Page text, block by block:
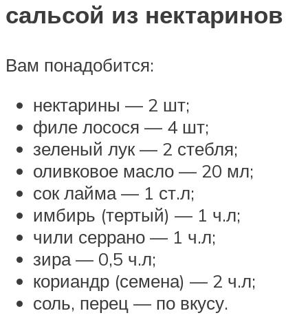
сальсой из нектаринов
Вам понадобится:
нектарины — 2 шт;
филе лосося — 4 шт;
зеленый лук — 2 стебля;
оливковое масло — 20 мл;
сок лайма — 1 ст.л;
имбирь (тертый) — 1 ч.л;
чили серрано — 1 ч.л;
зира — 0,5 ч.л;
кориандр (семена) — 2 ч.л;
соль, перец — по вкусу.